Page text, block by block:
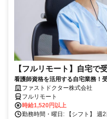
【フルリモート】自宅で
看護師資格を活用する自宅業務！
ファストドクター株式会社
フルリモート
時給1,520円以上
勤務時間・曜日: 【シフト】